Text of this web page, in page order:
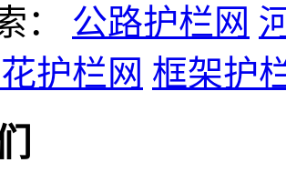
： 公路护栏网
护栏网 框架护